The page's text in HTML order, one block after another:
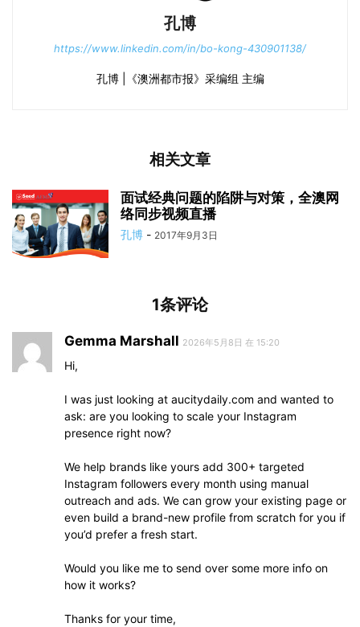
孔博
https://www.linkedin.com/in/bo-kong-430901138/
孔博 |《澳洲都市报》采编组 主编
相关文章
面试经典问题的陷阱与对策，全澳网
络同步视频直播
孔博 - 2017年9月3日
1条评论
Gemma Marshall 2026年5月8日 在 15:20
Hi,
I was just looking at aucitydaily.com and wanted to
ask: are you looking to scale your Instagram
presence right now?
We help brands like yours add 300+ targeted
Instagram followers every month using manual
outreach and ads. We can grow your existing page or
even build a brand-new profile from scratch for you if
you’d prefer a fresh start.
Would you like me to send over some more info on
how it works?
Thanks for your time,